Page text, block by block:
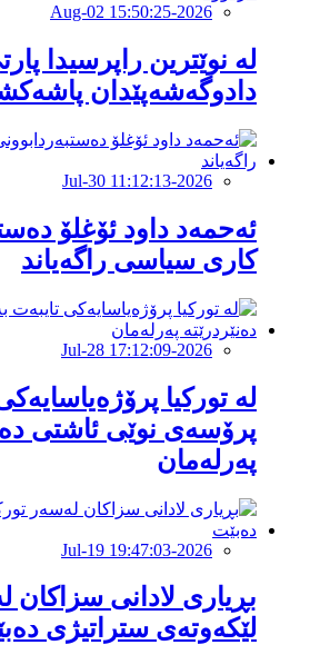
2026-Aug-02 15:50:25
لە نوێترین راپرسیدا
دادوگەشەپێدان
2026-Jul-30 11:12:13
ئەحمەد داود ئۆغلۆ
كاری سیاسی راگەیاند
2026-Jul-28 17:12:09
لە تورکیا
پرۆسەی نوێی ئاشتی
پەرلەمان
2026-Jul-19 19:47:03
بڕیاری لادانی سزاكان
لێكەوتەی ستراتیژی